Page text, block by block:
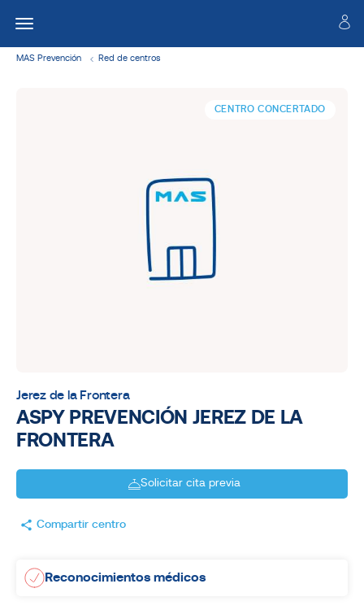
MAS Prevención Red de centros
CENTRO CONCERTADO
Jerez de la Frontera
ASPY PREVENCIÓN JEREZ DE LA
FRONTERA
Solicitar cita previa
Compartir centro
Reconocimientos médicos